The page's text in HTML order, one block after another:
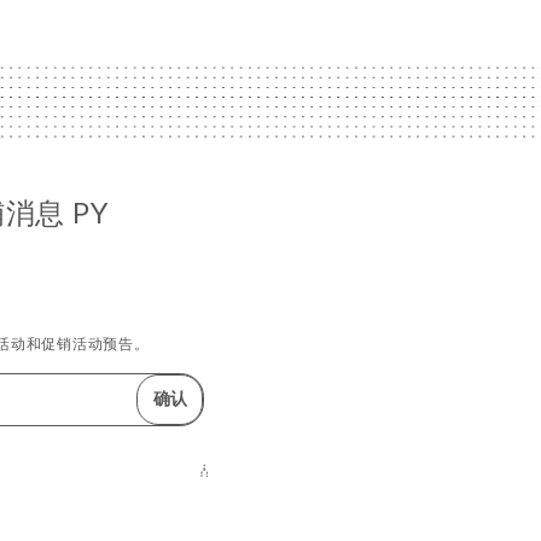
息 PY
和促销活动预告。
确认